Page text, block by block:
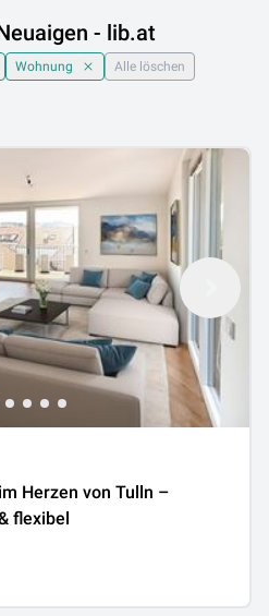
- lib.at
Wohnung Alle löschen
Herzen von Tulln –
flexibel